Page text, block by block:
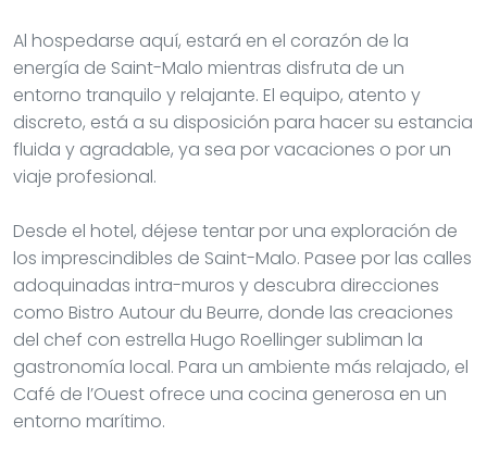
Al hospedarse aquí, estará en el corazón de la
energía de Saint-Malo mientras disfruta de un
entorno tranquilo y relajante. El equipo, atento y
discreto, está a su disposición para hacer su estancia
fluida y agradable, ya sea por vacaciones o por un
viaje profesional.
Desde el hotel, déjese tentar por una exploración de
los imprescindibles de Saint-Malo. Pasee por las calles
adoquinadas intra-muros y descubra direcciones
como Bistro Autour du Beurre, donde las creaciones
del chef con estrella Hugo Roellinger subliman la
gastronomía local. Para un ambiente más relajado, el
Café de l’Ouest ofrece una cocina generosa en un
entorno marítimo.